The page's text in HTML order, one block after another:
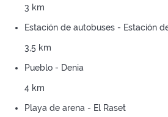
3 km
Estación de autobuses - Estación
3,5 km
Pueblo - Denia
4 km
Playa de arena - El Raset